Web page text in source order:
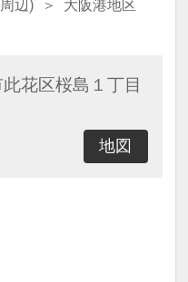
空室状況により
、閲覧時と予約
合があります。
ださい。
辺)
大阪港地区
花区桜島１丁目
地図